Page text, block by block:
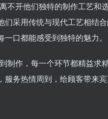
不开他们独特的制作工艺和
采用传统与现代工艺相结
口都能感受到独特的魅力。
制作，每一个环节都精益求
务热情周到，给顾客带来宾